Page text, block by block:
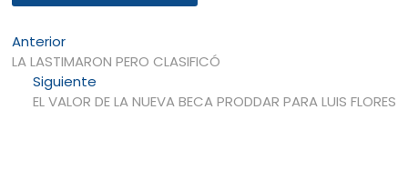
Navegación
de
entradas
AnteriorEntrada
anterior:
LA LASTIMARON PERO CLASIFICÓ
SiguienteEntrada
siguiente:
EL VALOR DE LA NUEVA BECA PRODDAR PARA LUIS FLORES